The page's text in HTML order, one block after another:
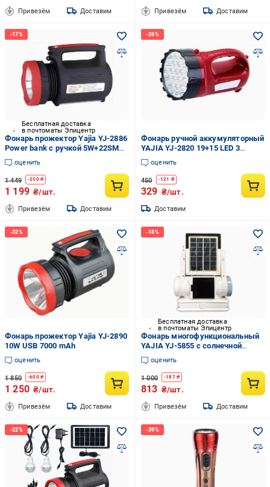
Привезём Доставим Привезём Доставим
Бесплатная доставка
в почтоматы Эпицентр
Фонарь прожектор Yajia YJ-2886
Power bank с ручкой 5W+22SMD
(ML-04688)
оценить
1 449 -250₴
1 199 ₴/шт.
Привезём Доставим
Фонарь ручной аккумуляторный
YAJIA YJ-2820 19+15 LED 3
режима Красный (12384363)
оценить
450 -121 ₴
329 ₴/шт.
Доставим
Фонарь прожектор Yajia YJ-2890
10W USB 7000 mAh
оценить
1 850 -600₴
1 250 ₴/шт.
Привезём Доставим
Бесплатная доставка
в почтоматы Эпицентр
Фонарь многофункциональный
YAJIA YJ-5855 с солнечной
панелью/аккумулятором/радио
(29882764)
оценить
1 000 -187₴
813 ₴/шт.
Привезём Доставим